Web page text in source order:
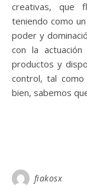
creativas, que
teniendo como
poder y
con la
productos y
control, tal como
bien, sabemos
fiakosx